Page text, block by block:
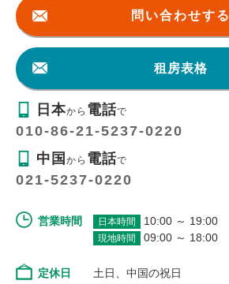
問い合わせする
租房表格
日本から 電話で
010-86-21-5237-0220
中国から 電話で
021-5237-0220
営業時間 日本時間 10:00 ～ 19:00
現地時間 09:00 ～ 18:00
定休日 土日、中国の祝日